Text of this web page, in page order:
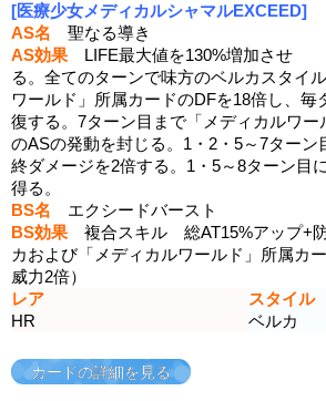
[医療少女メディカルシャマルEXCEED]
AS名 聖なる導き
AS効果 LIFE最大値を130%増加させ
る。全てのターンで味方のベルカスタイ
ワールド」所属カードのDFを18倍し、毎
復する。7ターン目まで「メディカルワ
のASの発動を封じる。1・2・5～7ターン
終ダメージを2倍する。1・5～8ターン目
得る。
BS名 エクシードバースト
BS効果 複合スキル 総AT15%アップ+
カおよび「メディカルワールド」所属カ
威力2倍）
レア
スタイル
HR
ベルカ
カードの詳細を見る